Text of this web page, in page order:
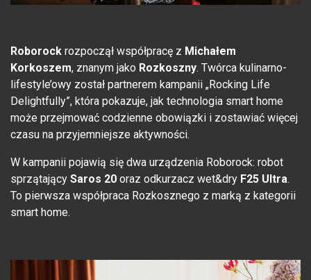
Roborock rozpoczął współpracę z Michałem
Korkoszem, znanym jako Rozkoszny. Twórca kulinarno-
lifestyle’owy został partnerem kampanii „Rocking Life
Delightfully”, która pokazuje, jak technologia smart home
może przejmować codzienne obowiązki i zostawiać więcej
czasu na przyjemniejsze aktywności.
W kampanii pojawią się dwa urządzenia Roborock: robot
sprzątający Saros 20 oraz odkurzacz wet&dry F25 Ultra.
To pierwsza współpraca Rozkosznego z marką z kategorii
smart home.